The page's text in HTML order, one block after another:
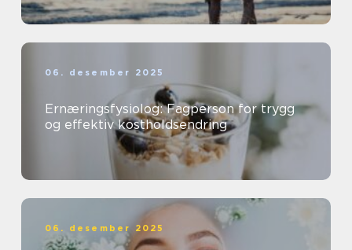
06. desember 2025
Ernæringsfysiolog: Fagperson for trygg
og effektiv kostholdsendring
06. desember 2025